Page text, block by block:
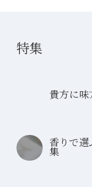
特集
貴方に
香りで
集